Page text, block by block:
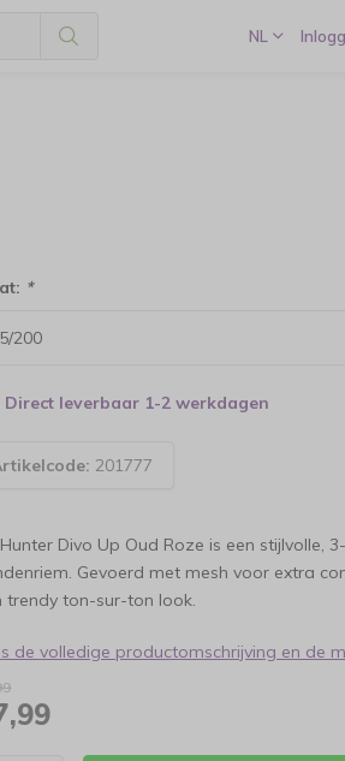
NL
*
Direct leverbaar 1-2 werkdagen
201777
Divo Up Oud Roze is een stijlvolle,
Gevoerd met mesh voor extra
trendy ton-sur-ton look.
de volledige productomschrijving en de